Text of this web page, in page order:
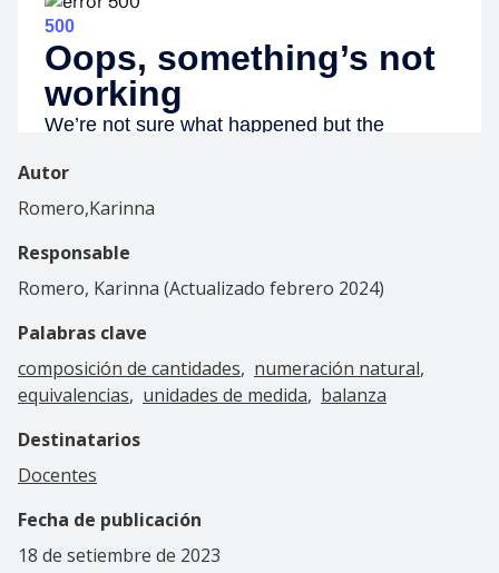
Autor
Romero,Karinna
Responsable
Romero, Karinna (Actualizado febrero 2024)
Palabras clave
composición de cantidades
numeración natural
equivalencias
unidades de medida
balanza
Destinatarios
Docentes
Fecha de publicación
18 de setiembre de 2023